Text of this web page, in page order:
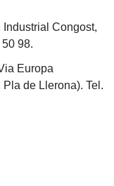
Industrial Congost,
98.
Europa
de Llerona). Tel.